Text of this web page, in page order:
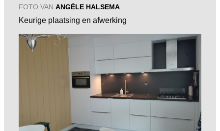
FOTO VAN ANGÈLE HALSEMA
Keurige plaatsing en afwerking